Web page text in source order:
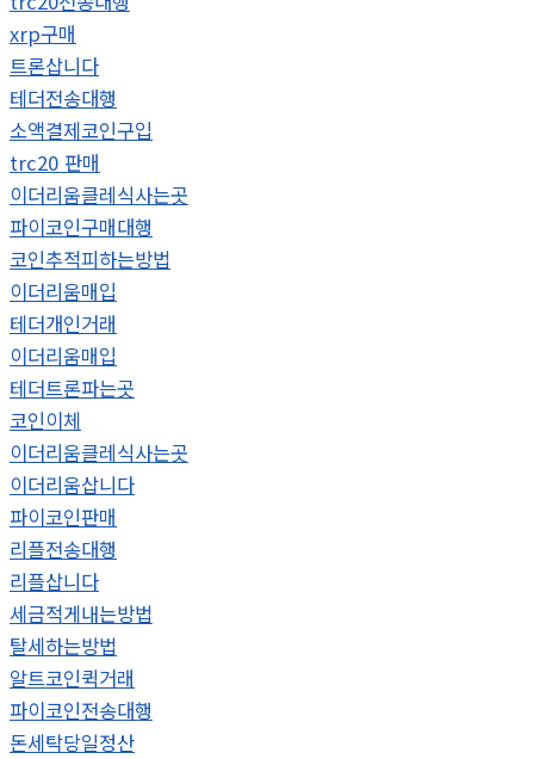
xrp구매
트론삽니다
테더전송대행
소액결제코인구입
trc20 판매
이더리움클레식사는곳
파이코인구매대행
코인추적피하는방법
이더리움매입
테더개인거래
이더리움매입
테더트론파는곳
코인이체
이더리움클레식사는곳
이더리움삽니다
파이코인판매
리플전송대행
리플삽니다
세금적게내는방법
탈세하는방법
알트코인퀵거래
파이코인전송대행
돈세탁당일정산